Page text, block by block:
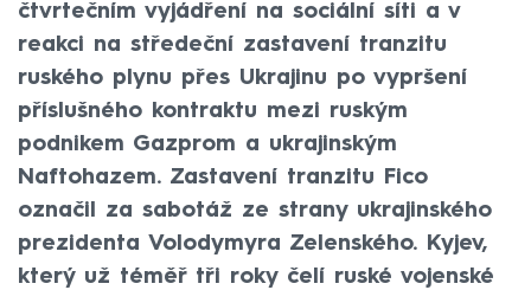
čtvrtečním vyjádření na sociální síti a v
reakci na středeční zastavení tranzitu
ruského plynu přes Ukrajinu po vypršení
příslušného kontraktu mezi ruským
podnikem Gazprom a ukrajinským
Naftohazem. Zastavení tranzitu Fico
označil za sabotáž ze strany ukrajinského
prezidenta Volodymyra Zelenského. Kyjev,
který už téměř tři roky čelí ruské vojenské